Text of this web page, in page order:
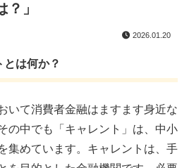
」
2026.01.20
は何か？
いて消費者金融はますます身近な
の中でも「キャレント」は、中小
集めています。キャレントは、手